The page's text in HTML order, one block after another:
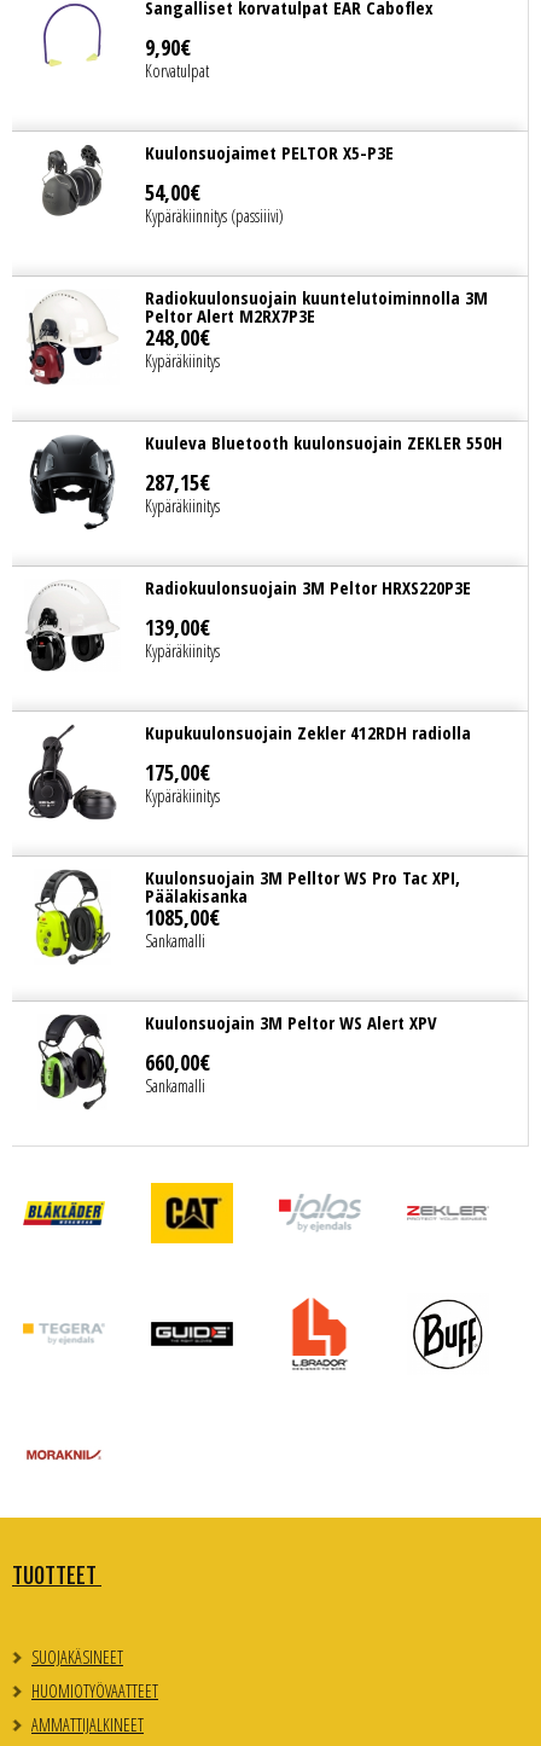
Sangalliset korvatulpat EAR Caboflex
9,90€
Korvatulpat
Kuulonsuojaimet PELTOR X5-P3E
54,00€
Kypäräkiinnitys (passiiivi)
Radiokuulonsuojain kuuntelutoiminnolla 3M
Peltor Alert M2RX7P3E
248,00€
Kypäräkiinitys
Kuuleva Bluetooth kuulonsuojain ZEKLER 550H
287,15€
Kypäräkiinitys
Radiokuulonsuojain 3M Peltor HRXS220P3E
139,00€
Kypäräkiinitys
Kupukuulonsuojain Zekler 412RDH radiolla
175,00€
Kypäräkiinitys
Kuulonsuojain 3M Pelltor WS Pro Tac XPI,
Päälakisanka
1085,00€
Sankamalli
Kuulonsuojain 3M Peltor WS Alert XPV
660,00€
Sankamalli
TUOTTEET
SUOJAKÄSINEET
HUOMIOTYÖVAATTEET
AMMATTIJALKINEET